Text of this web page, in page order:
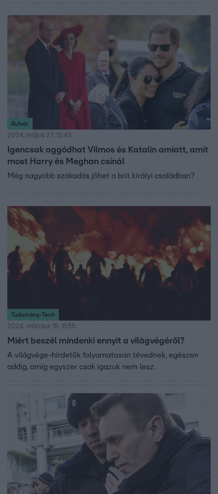
Bulvár
2024. május 27. 13:43
Igencsak aggódhat Vilmos és Katalin amiatt, amit
most Harry és Meghan csinál
Még nagyobb szakadás jöhet a brit királyi családban?
Tudomány-Tech
2024. március 15. 11:55
Miért beszél mindenki ennyit a világvégéről?
A világvége-hirdetők folyamatosan tévednek, egészen
addig, amíg egyszer csak igazuk nem lesz.